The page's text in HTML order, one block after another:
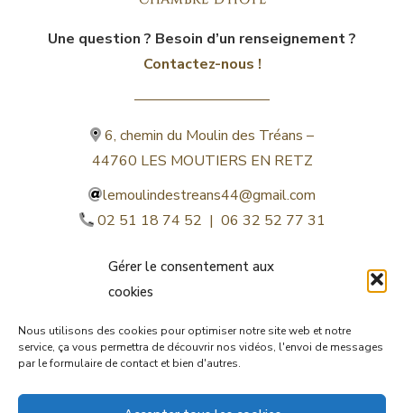
Gérer le consentement aux
cookies
Nous utilisons des cookies pour optimiser notre site web et notre
service, ça vous permettra de découvrir nos vidéos, l'envoi de messages
par le formulaire de contact et bien d'autres.
Une question ? Besoin d’un renseignement ?
Contactez-nous !
6, chemin du Moulin des Tréans –
44760 LES MOUTIERS EN RETZ
lemoulindestreans44@gmail.com
02 51 18 74 52 | 06 32 52 77 31